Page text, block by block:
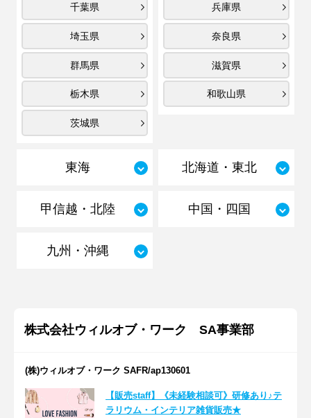
千葉県
埼玉県
群馬県
栃木県
茨城県
兵庫県
奈良県
滋賀県
和歌山県
東海 北海道・東北
甲信越・北陸 中国・四国
九州・沖縄
株式会社ウィルオブ・ワーク SA事業部
(株)ウィルオブ・ワーク SAFR/ap130601
【販売staff】《未経験相談可》研修あり♪テ
ラリウム・インテリア雑貨販売★